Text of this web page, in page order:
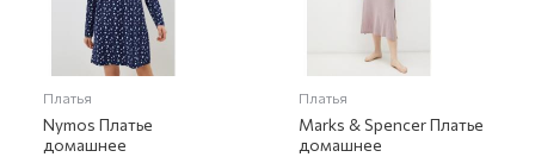
Платья
Nymos Платье
домашнее
Платья
Marks & Spencer Платье
домашнее